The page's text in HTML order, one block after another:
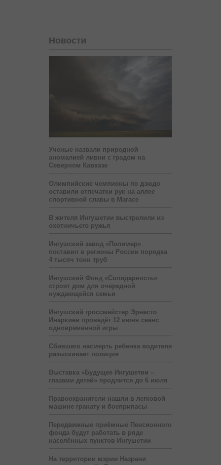
Новости
Ученые назвали природной
аномалией ливни с градом на
Северном Кавказе
Олимпийские чемпионы по дзюдо
оставили отпечатки рук на аллее
спортивной славы в Магасе
В жителя Ингушетии выстрелили из
охотничьего ружья
Ингушский завод «Полимер»
поставил в регионы России порядка
4 тысяч тонн труб
Ингушский Фонд «Солидарность»
строит дом для очередной
нуждающейся семьи
Ингушский гроссмейстер Эрнесто
Инаркиев проведёт 12 июня сеанс
одновременной игры
Сбившего насмерть ребенка водителя
разыскивает полиция
Выставка «Будущее Ингушетии –
глазами детей» продлится до 6 июля
Правоохранители нашли в легковой
машине гранату и боеприпасы
Передвижные приёмные Пенсионного
фонда будут работать в ряде
населённых пунктов Ингушетии
На территории мэрии Назрани